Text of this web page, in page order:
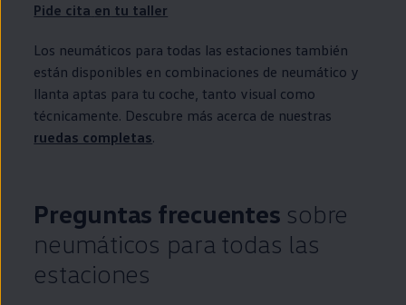
Pide cita en tu taller
Los neumáticos para todas las estaciones también
están disponibles en combinaciones de neumático y
llanta aptas para tu coche, tanto visual como
técnicamente. Descubre más acerca de nuestras
ruedas completas.
Preguntas frecuentes sobre
neumáticos para todas las
estaciones